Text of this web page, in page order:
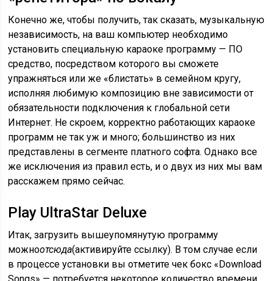
Конечно же, чтобы получить, так сказать, музыкальную
независимость, на ваш компьютер необходимо
установить специальную караоке программу — ПО
средство, посредством которого вы сможете
упражняться или же «блистать» в семейном кругу,
исполняя любимую композицию вне зависимости от
обязательности подключения к глобальной сети
Интернет. Не скроем, корректно работающих караоке
программ не так уж и много; большинство из них
представлены в сегменте платного софта. Однако все
же исключения из правил есть, и о двух из них мы вам
расскажем прямо сейчас.
Play UltraStar Deluxe
Итак, загрузить вышеупомянутую программу
можноотсюда(активируйте ссылку). В том случае если
в процессе установки вы отметите чек бокс «Download